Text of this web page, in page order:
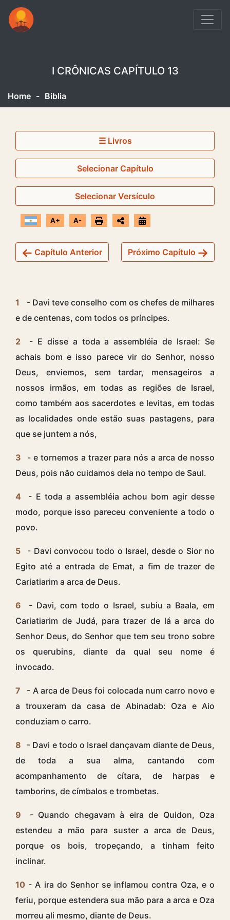
I CRÔNICAS CAPÍTULO 13
Home - Biblia
☰ Livros
Selecionar Capítulo
Selecionar Versículo
A+ A-
Capítulo Anterior Próximo Capítulo
1
- Davi teve conselho com os chefes de milhares
e de centenas, com todos os príncipes.
2
- E disse a toda a assembléia de Israel: Se
achais bom e isso parece vir do Senhor, nosso
Deus, enviemos, sem tardar, mensageiros a
nossos irmãos, em todas as regiões de Israel,
como também aos sacerdotes e levitas, em todas
as localidades onde estão suas pastagens, para
que se juntem a nós,
3
- e tornemos a trazer para nós a arca de nosso
Deus, pois não cuidamos dela no tempo de Saul.
4
- E toda a assembléia achou bom agir desse
modo, porque isso pareceu conveniente a todo o
povo.
5
- Davi convocou todo o Israel, desde o Sior no
Egito até a entrada de Emat, a fim de trazer de
Cariatiarim a arca de Deus.
6
- Davi, com todo o Israel, subiu a Baala, em
Cariatiarim de Judá, para trazer de lá a arca do
Senhor Deus, do Senhor que tem seu trono sobre
os querubins, diante da qual seu nome é
invocado.
7
- A arca de Deus foi colocada num carro novo e
a trouxeram da casa de Abinadab: Oza e Aio
conduziam o carro.
8
- Davi e todo o Israel dançavam diante de Deus,
de toda a sua alma, cantando com
acompanhamento de cítara, de harpas e
tamborins, de címbalos e trombetas.
9
- Quando chegavam à eira de Quidon, Oza
estendeu a mão para suster a arca de Deus,
porque os bois, tropeçando, a tinham feito
inclinar.
10 - A ira do Senhor se inflamou contra Oza, e o
feriu, porque estendera sua mão para a arca e Oza
morreu ali mesmo, diante de Deus.